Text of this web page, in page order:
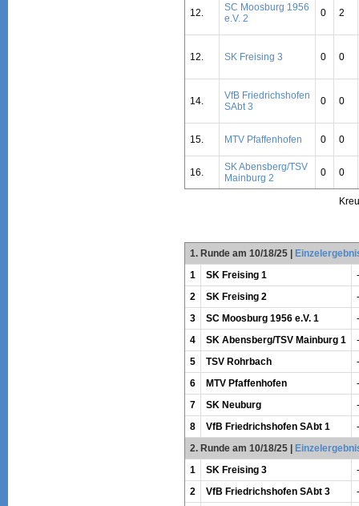
12.
SC Moosburg 1956
e.V. 2
0 2
12. SK Freising 3 0 0
14.
VfB Friedrichshofen
SAbt 3
0 0
15. MTV Pfaffenhofen 0 0
16.
SK Abensberg/TSV
Mainburg 2
0 0
1. Runde am 10/18/25|
1
SK Freising 1
-
2
SK Freising 2
-
3
SC Moosburg 1956 e.V. 1
-
4
SK Abensberg/TSV Mainburg 1
-
5
TSV Rohrbach
-
6
MTV Pfaffenhofen
-
7
SK Neuburg
-
8
VfB Friedrichshofen SAbt 1
-
2. Runde am 10/18/25|
1
SK Freising 3
-
2
VfB Friedrichshofen SAbt 3
-